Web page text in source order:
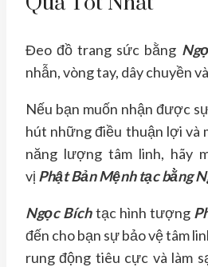
Đeo đồ trang sức bằng
nhẫn, vòng tay, dây chuyền
Nếu bạn muốn nhận được
hút những điều thuận lợi và
năng lượng tâm linh, hãy
vị Phật Bản Mệnh tạc bằng
Ngọc Bíchtạc hình tượng
đến cho bạn sự bảo vệ tâm
rung động tiêu cực và làm